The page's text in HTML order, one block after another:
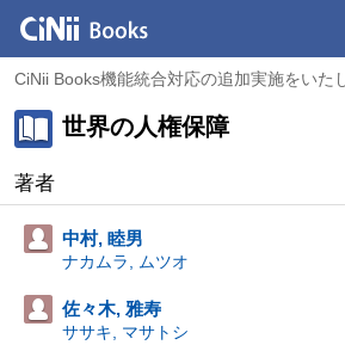
CiNii Books機能統合対応の追加実施をいた
世界の人権保障
著者
中村, 睦男
ナカムラ, ムツオ
佐々木, 雅寿
ササキ, マサトシ